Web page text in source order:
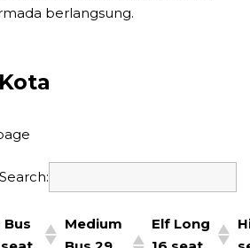
berlangsung.
Search:
Bus
Medium
Elf Long